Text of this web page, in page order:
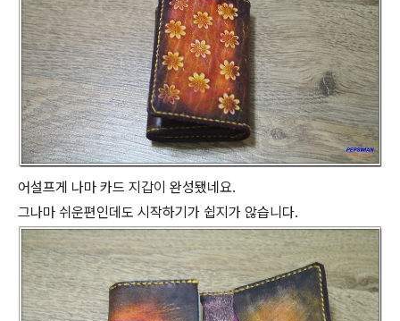
어설프게 나마 카드 지갑이 완성됐네요.
그나마 쉬운편인데도 시작하기가 쉽지가 않습니다.